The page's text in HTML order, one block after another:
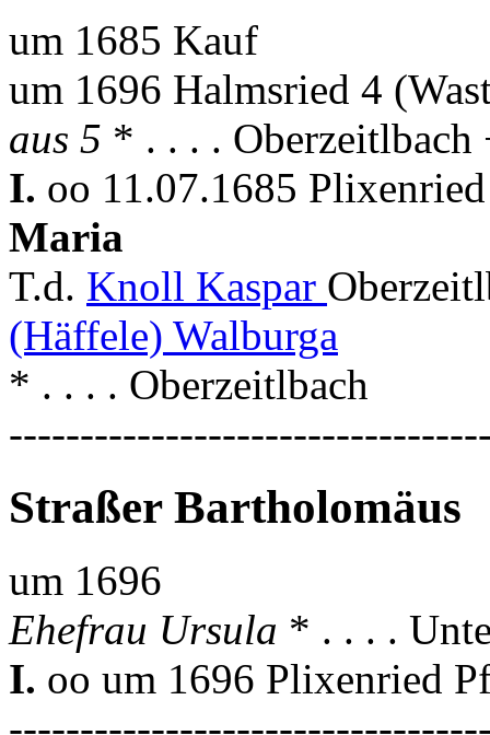
um 1685 Kauf
um 1696 Halmsried 4
aus 5 * . . . . Oberzeitlbach
I. oo 11.07.1685
Maria
T.d. Knoll Kaspar
(Häffele) Walburga
* . . . . Oberzeitlbach
Straßer Bartholomäus
um 1696
Ehefrau Ursula * . . . .
I. oo um 1696 Plixenried